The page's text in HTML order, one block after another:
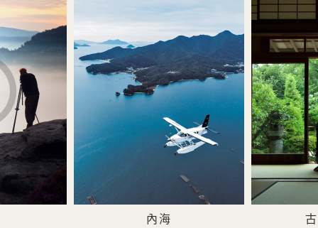
內海